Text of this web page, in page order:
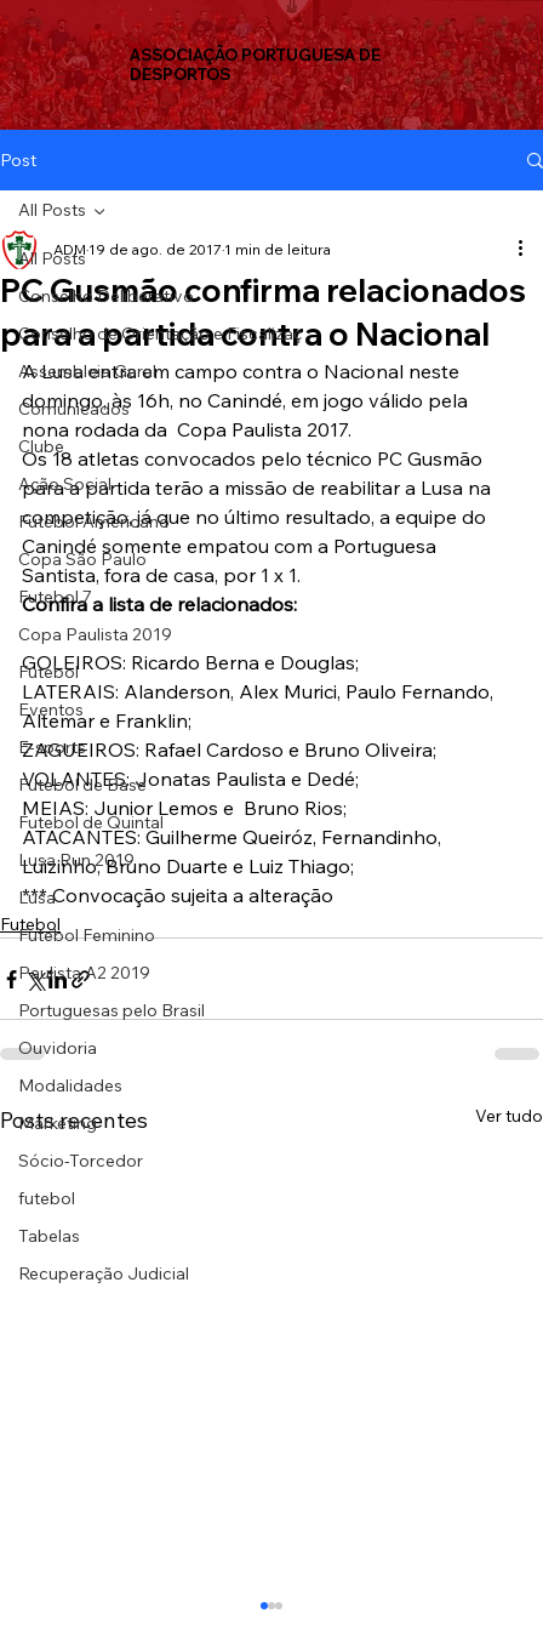
ASSOCIAÇÃO PORTUGUESA DE
DESPORTOS
Post
All Posts
Conselho Deliberativo
Conselho de Orientação e Fiscalizaç
Assembleia Geral
Comunicados
Clube
Ação Social
Futebol Americano
Copa São Paulo
Futebol 7
Copa Paulista 2019
Futebol
Eventos
E-sports
Futebol de Base
Futebol de Quintal
Lusa Run 2019
Lusa
Futebol Feminino
Paulista A2 2019
Portuguesas pelo Brasil
Ouvidoria
Modalidades
Marketing
Sócio-Torcedor
futebol
Tabelas
Recuperação Judicial
All Posts
PC Gusmão confirma relacionados
para a partida contra o Nacional
ADM 19 de ago. de 2017 1 min de leitura
A Lusa entra em campo contra o Nacional neste
domingo, às 16h, no Canindé, em jogo válido pela
nona rodada da  Copa Paulista 2017.
Os 18 atletas convocados pelo técnico PC Gusmão
para a partida terão a missão de reabilitar a Lusa na
competição, já que no último resultado, a equipe do
Canindé somente empatou com a Portuguesa
Santista, fora de casa, por 1 x 1.
Confira a lista de relacionados:
GOLEIROS: Ricardo Berna e Douglas;
LATERAIS: Alanderson, Alex Murici, Paulo Fernando,
Altemar e Franklin;
ZAGUEIROS: Rafael Cardoso e Bruno Oliveira;
VOLANTES: Jonatas Paulista e Dedé;
MEIAS: Junior Lemos e  Bruno Rios;
ATACANTES: Guilherme Queiróz, Fernandinho,
Luizinho, Bruno Duarte e Luiz Thiago;
*** Convocação sujeita a alteração
Futebol
Posts recentes Ver tudo